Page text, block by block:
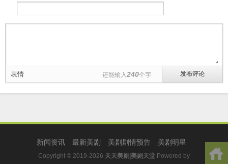
表情 还能输入 240个字
新闻资讯 最新美剧 美剧剧情预告 美剧明星
Copyright © 2019-2026 天天美剧|美剧天堂 Powered by